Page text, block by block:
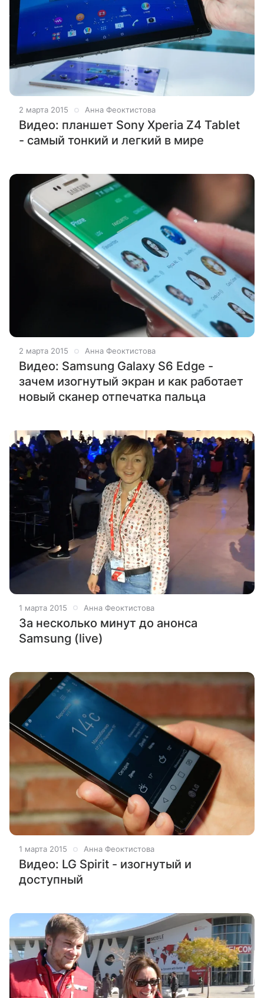
2 марта 2015 Анна Феоктистова
Видео: планшет Sony Xperia Z4 Tablet
- самый тонкий и легкий в мире
2 марта 2015 Анна Феоктистова
Видео: Samsung Galaxy S6 Edge -
зачем изогнутый экран и как работает
новый сканер отпечатка пальца
1 марта 2015 Анна Феоктистова
За несколько минут до анонса
Samsung (live)
1 марта 2015 Анна Феоктистова
Видео: LG Spirit - изогнутый и
доступный